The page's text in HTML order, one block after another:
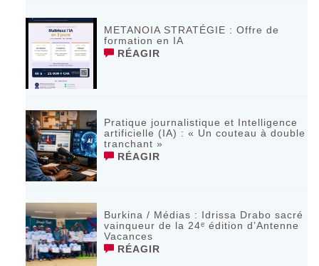
METANOIA STRATÉGIE : Offre de
formation en IA
RÉAGIR
Pratique journalistique et Intelligence
artificielle (IA) : « Un couteau à double
tranchant »
RÉAGIR
Burkina / Médias : Idrissa Drabo sacré
vainqueur de la 24ᵉ édition d’Antenne
Vacances
RÉAGIR